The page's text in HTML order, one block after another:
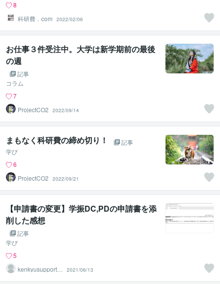
8
科研費．com
2022/02/06
お仕事３件受注中。大学は新学期前の最後
の週
記事
コラム
7
ProjectCO2
2022/09/14
まもなく科研費の締め切り！
記事
学び
6
ProjectCO2
2022/09/21
【申請書の変更】学振DC,PDの申請書を添
削した感想
記事
学び
5
kenkyusupport3
2021/06/13